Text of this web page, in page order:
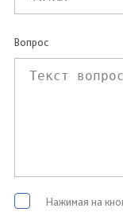
Вопрос
Нажимая на